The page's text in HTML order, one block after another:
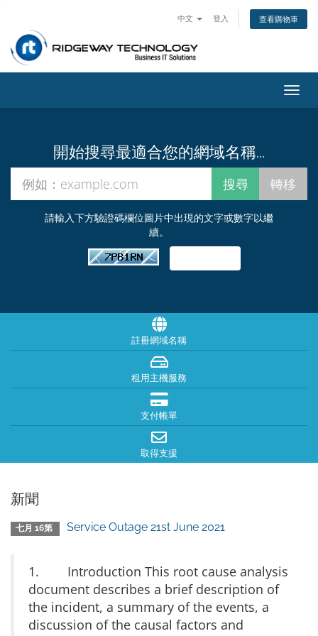
中文 登入 查看購物車
切
換
開始搜尋最適合您的網域名稱...
請輸入下方驗證碼欄位圖片中出現的文字或數字以繼
續。
註冊網域名稱
租用主機服務
支付帳單
取得支援
新聞
七月 16第 Service Outage 21st June 2021
1. Introduction This root cause analysis
document describes a brief description of
the incident, a summary of the events, a
discussion of the causal factors and